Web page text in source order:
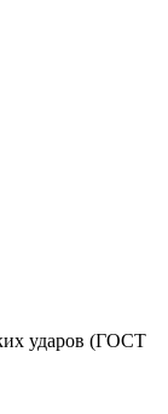
ударов (ГОСТ